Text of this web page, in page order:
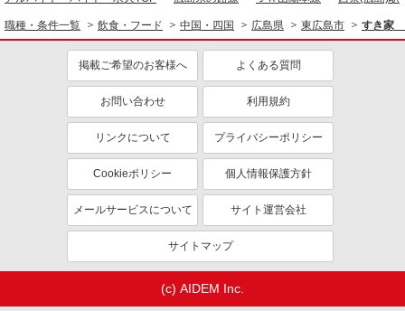
職種・条件一覧 飲食・フード 中国・四国 広島県 東広島市 すき家
掲載ご希望のお客様へ よくある質問
お問い合わせ 利用規約
リンクについて プライバシーポリシー
Cookieポリシー 個人情報保護方針
メールサービスについて サイト運営会社
サイトマップ
(c) AIDEM Inc.